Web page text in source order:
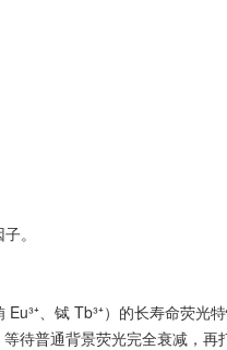
。
、铽 Tb³⁺）的长寿命荧
普通背景荧光完全衰减，